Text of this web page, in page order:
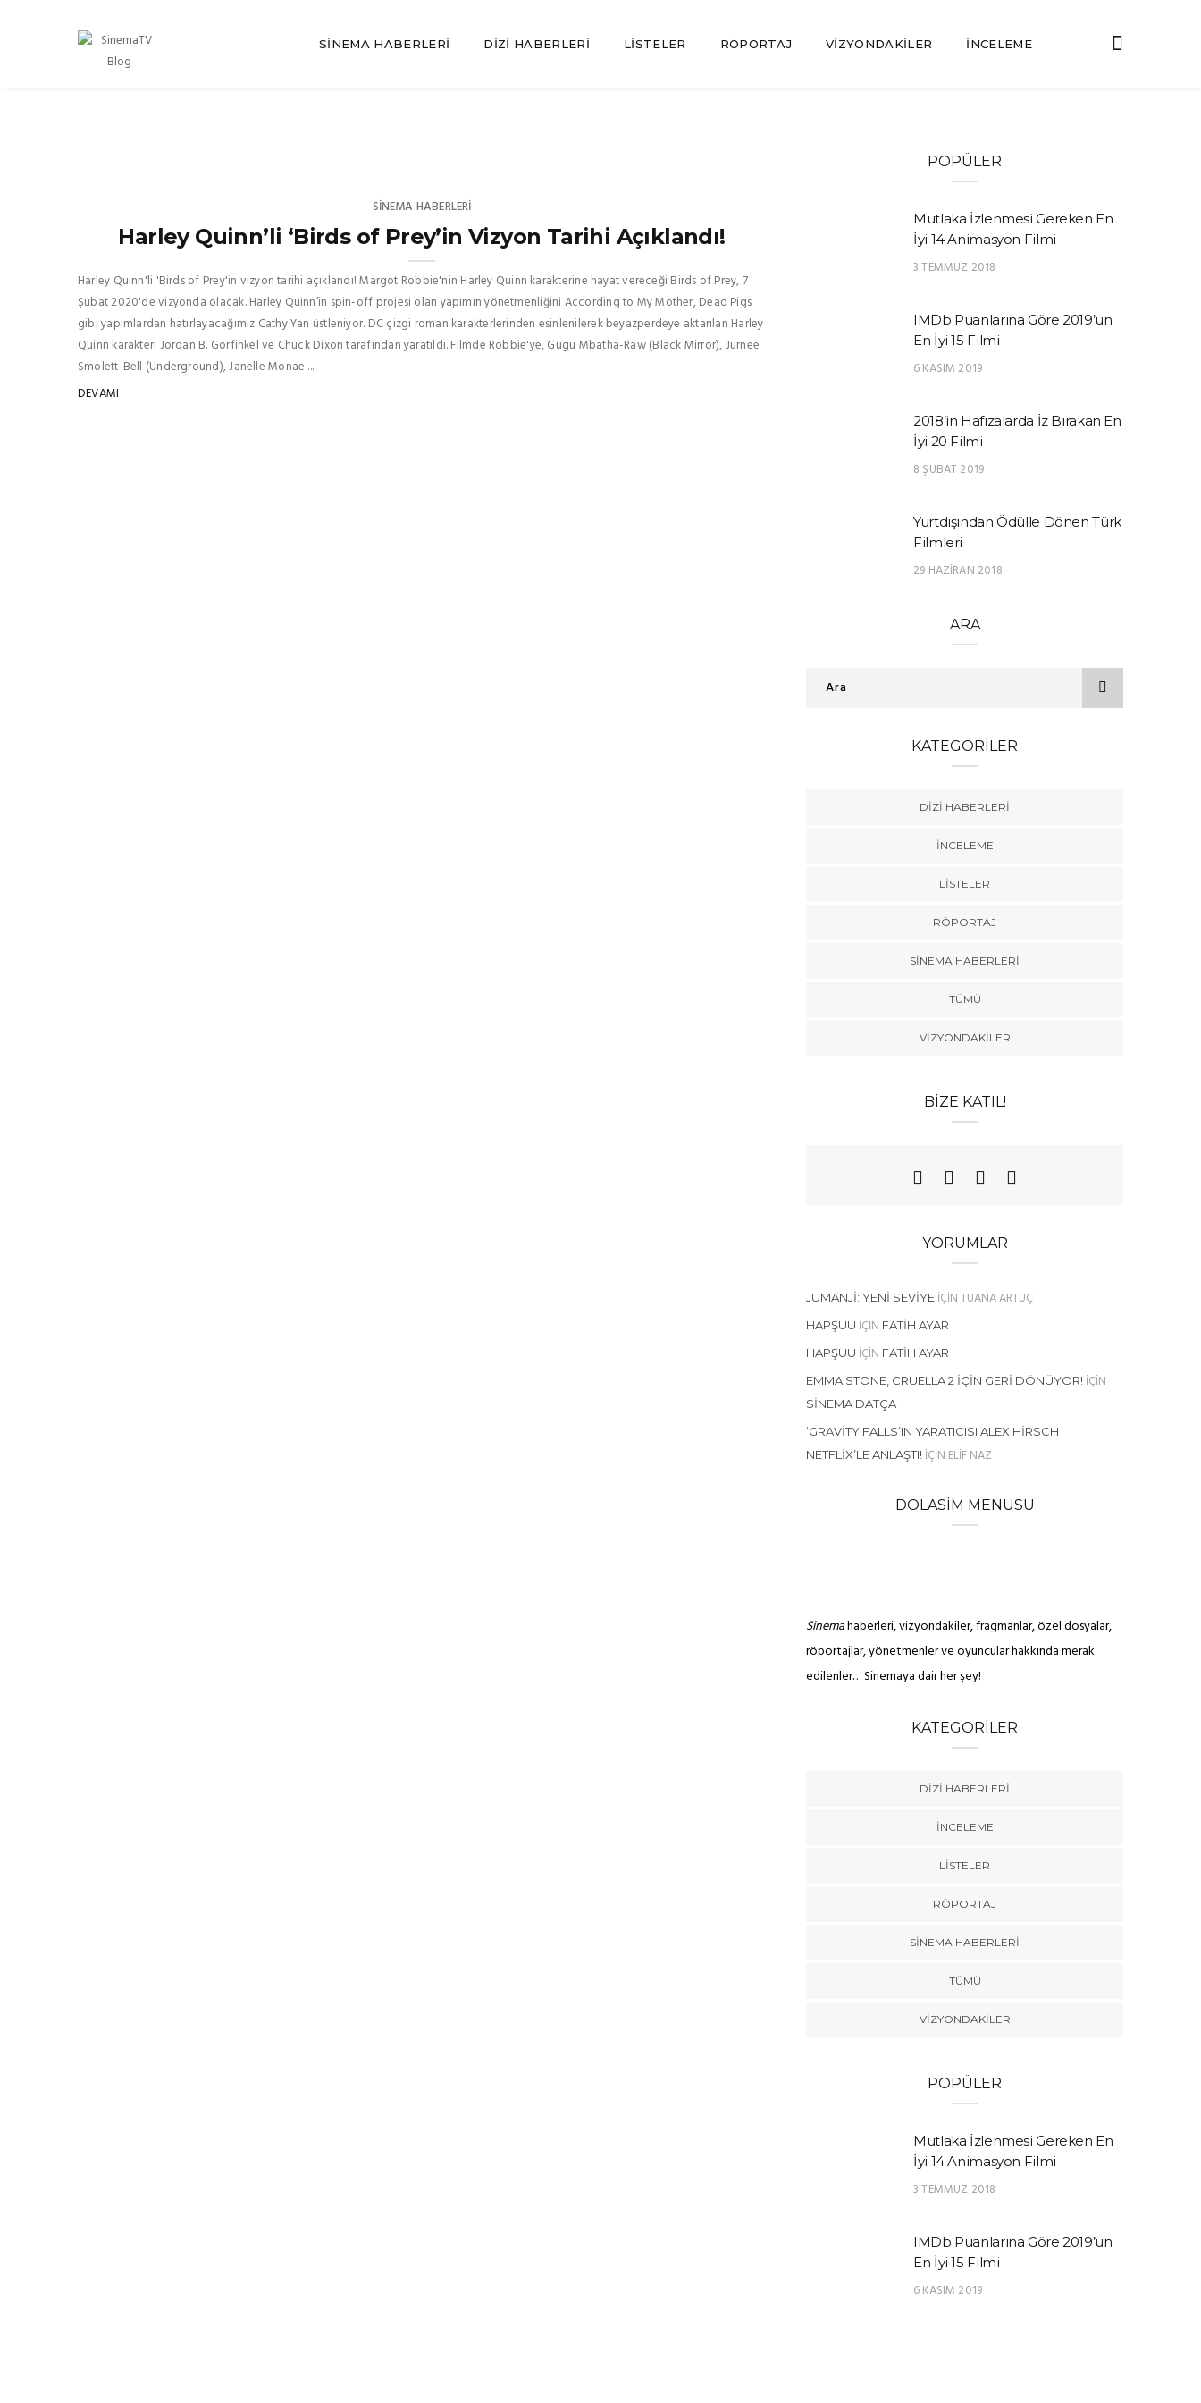
SINEMA HABERLERI DIZI HABERLERI LISTELER RÖPORTAJ VIZYONDAKILER İNCELEME
SINEMA HABERLERI
Harley Quinn’li ‘Birds of Prey’in Vizyon Tarihi Açıklandı!
Harley Quinn'li 'Birds of Prey'in vizyon tarihi açıklandı! Margot Robbie'nin Harley Quinn karakterine hayat vereceği Birds of Prey, 7
Şubat 2020'de vizyonda olacak. Harley Quinn’in spin-off projesi olan yapımın yönetmenliğini According to My Mother, Dead Pigs
gibi yapımlardan hatırlayacağımız Cathy Yan üstleniyor. DC çizgi roman karakterlerinden esinlenilerek beyazperdeye aktarılan Harley
Quinn karakteri Jordan B. Gorfinkel ve Chuck Dixon tarafından yaratıldı. Filmde Robbie'ye, Gugu Mbatha-Raw (Black Mirror), Jurnee
Smolett-Bell (Underground), Janelle Monae ...
DEVAMI
POPÜLER
Mutlaka İzlenmesi Gereken En
İyi 14 Animasyon Filmi
3 TEMMUZ 2018
IMDb Puanlarına Göre 2019’un
En İyi 15 Filmi
6 KASIM 2019
2018’in Hafızalarda İz Bırakan En
İyi 20 Filmi
8 ŞUBAT 2019
Yurtdışından Ödülle Dönen Türk
Filmleri
29 HAZIRAN 2018
ARA
KATEGORILER
DIZI HABERLERI
İNCELEME
LISTELER
RÖPORTAJ
SINEMA HABERLERI
TÜMÜ
VIZYONDAKILER
BIZE KATIL!
YORUMLAR
JUMANJI: YENI SEVIYE IÇINTUANA ARTUÇ
HAPŞUU IÇIN FATIH AYAR
HAPŞUU IÇIN FATIH AYAR
EMMA STONE, CRUELLA 2 İÇIN GERI DÖNÜYOR! IÇIN
SINEMA DATÇA
‘GRAVITY FALLS’IN YARATICISI ALEX HIRSCH
NETFLIX’LE ANLAŞTI! IÇIN ELIF NAZ
DOLASIM MENUSU
Sinemahaberleri, vizyondakiler, fragmanlar, özel dosyalar,
röportajlar, yönetmenler ve oyuncular hakkında merak
edilenler… Sinemaya dair her şey!
KATEGORILER
DIZI HABERLERI
İNCELEME
LISTELER
RÖPORTAJ
SINEMA HABERLERI
TÜMÜ
VIZYONDAKILER
POPÜLER
Mutlaka İzlenmesi Gereken En
İyi 14 Animasyon Filmi
3 TEMMUZ 2018
IMDb Puanlarına Göre 2019’un
En İyi 15 Filmi
6 KASIM 2019